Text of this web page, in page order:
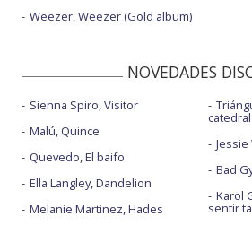
Weezer, Weezer (Gold album)
NOVEDADES
Sienna Spiro, Visitor
Malú, Quince
Quevedo, El baifo
Ella Langley, Dandelion
Melanie Martinez, Hades
catedral
Bad
Karol
sentir